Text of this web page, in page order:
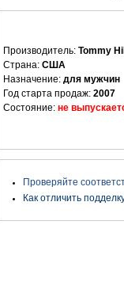
Производитель: Tommy
Страна: США
Назначение: для мужчин
Год старта продаж: 2007
Состояние: не
Проверяйте
Как отличить